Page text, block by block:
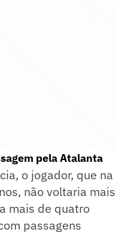
pela Atalanta
o jogador, que na
não voltaria mais
mais de quatro
passagens